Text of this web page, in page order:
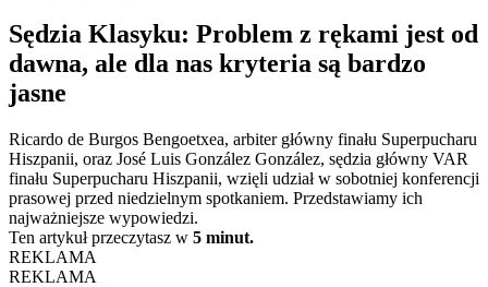
Sędzia Klasyku: Problem z rękami jest od
dawna, ale dla nas kryteria są bardzo
jasne
Ricardo de Burgos Bengoetxea, arbiter główny finału Superpucharu
Hiszpanii, oraz José Luis González González, sędzia główny VAR
finału Superpucharu Hiszpanii, wzięli udział w sobotniej konferencji
prasowej przed niedzielnym spotkaniem. Przedstawiamy ich
najważniejsze wypowiedzi.
Ten artykuł przeczytasz w 5 minut.
REKLAMA
REKLAMA